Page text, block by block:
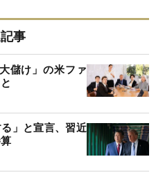
事
儲け」の米ファ
」と宣言、習近